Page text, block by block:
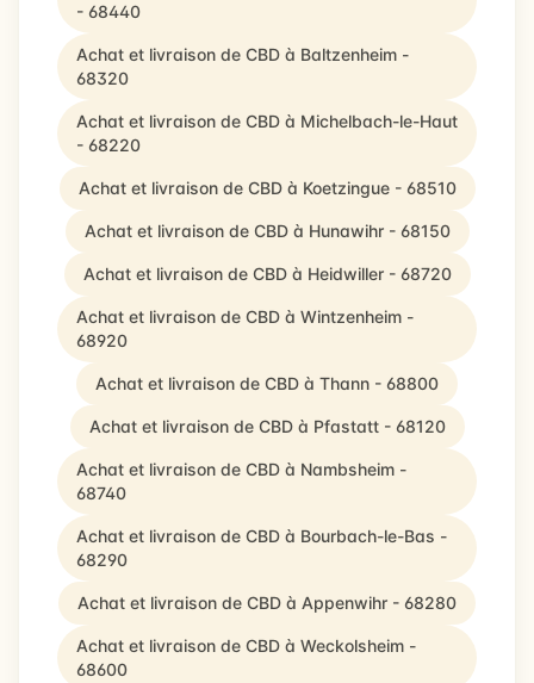
- 68440
Achat et livraison de CBD à Baltzenheim -
68320
Achat et livraison de CBD à Michelbach-le-Haut
- 68220
Achat et livraison de CBD à Koetzingue - 68510
Achat et livraison de CBD à Hunawihr - 68150
Achat et livraison de CBD à Heidwiller - 68720
Achat et livraison de CBD à Wintzenheim -
68920
Achat et livraison de CBD à Thann - 68800
Achat et livraison de CBD à Pfastatt - 68120
Achat et livraison de CBD à Nambsheim -
68740
Achat et livraison de CBD à Bourbach-le-Bas -
68290
Achat et livraison de CBD à Appenwihr - 68280
Achat et livraison de CBD à Weckolsheim -
68600